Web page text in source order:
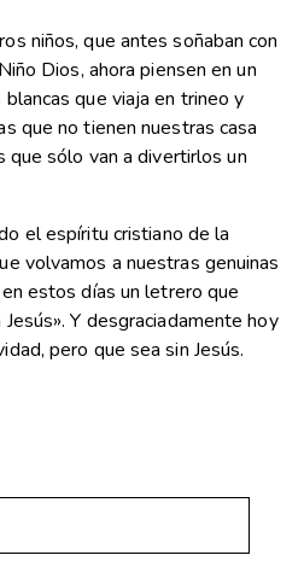
niños, que antes soñaban con
Dios, ahora piensen en un
que viaja en trineo y
que no tienen nuestras casa
sólo van a divertirlos un
el espíritu cristiano de la
volvamos a nuestras genuinas
estos días un letrero que
Y desgraciadamente hoy
pero que sea sin Jesús.